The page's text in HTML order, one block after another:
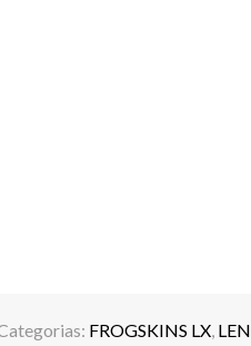
FROGSKINS LX,